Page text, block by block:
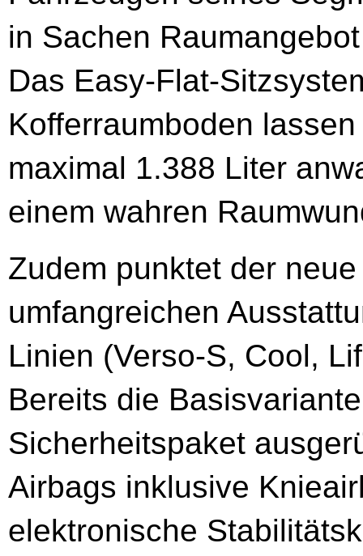
in Sachen
Das Easy-Flat-
Kofferraumboden
maximal 1.388 Liter
einem wahren
Zudem punktet der
umfangreichen
Linien (Verso-S, Cool,
Bereits die
Sicherheitspaket
Airbags inklusive
elektronische